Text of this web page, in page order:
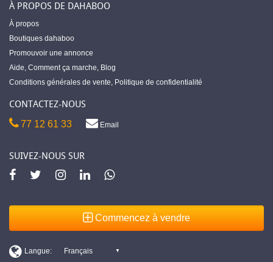
À PROPOS DE DAHABOO
À propos
Boutiques dahaboo
Promouvoir une annonce
Aide, Comment ça marche, Blog
Conditions générales de vente, Politique de confidentialité
CONTACTEZ-NOUS
77 12 61 33 Email
SUIVEZ-NOUS SUR
Commencez à vendre